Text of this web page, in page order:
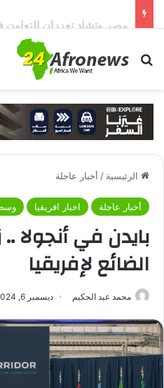
بحث عن
الرئيسية / أخبار عاجلة
أخبار عاجلة اخبار افريقيا وسط
بايدن في أنجولا
الضائع لإفريقيا
محمد عبد الحكيم ديسمبر 6, 2024